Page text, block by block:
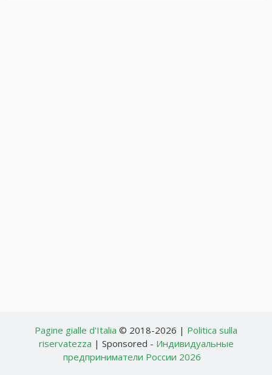
Pagine gialle d'Italia © 2018-2026 | Politica sulla
riservatezza | Sponsored - Индивидуальные
предприниматели России 2026